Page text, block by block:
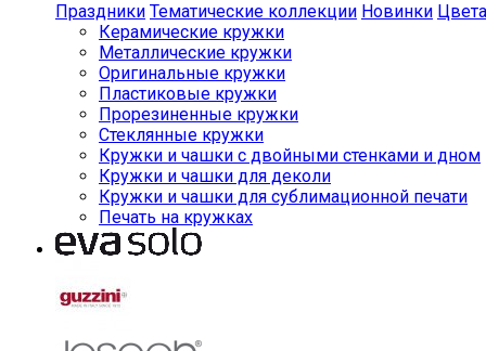
Праздники Тематические коллекции Новинки Цвета
Керамические кружки
Металлические кружки
Оригинальные кружки
Пластиковые кружки
Прорезиненные кружки
Стеклянные кружки
Кружки и чашки с двойными стенками и дном
Кружки и чашки для деколи
Кружки и чашки для сублимационной печати
Печать на кружках